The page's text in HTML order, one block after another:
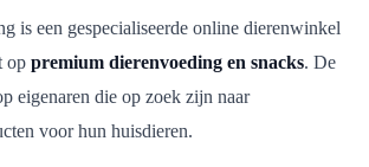
is een gespecialiseerde online dierenwinkel
op premium dierenvoeding en snacks. De
eigenaren die op zoek zijn naar
voor hun huisdieren.